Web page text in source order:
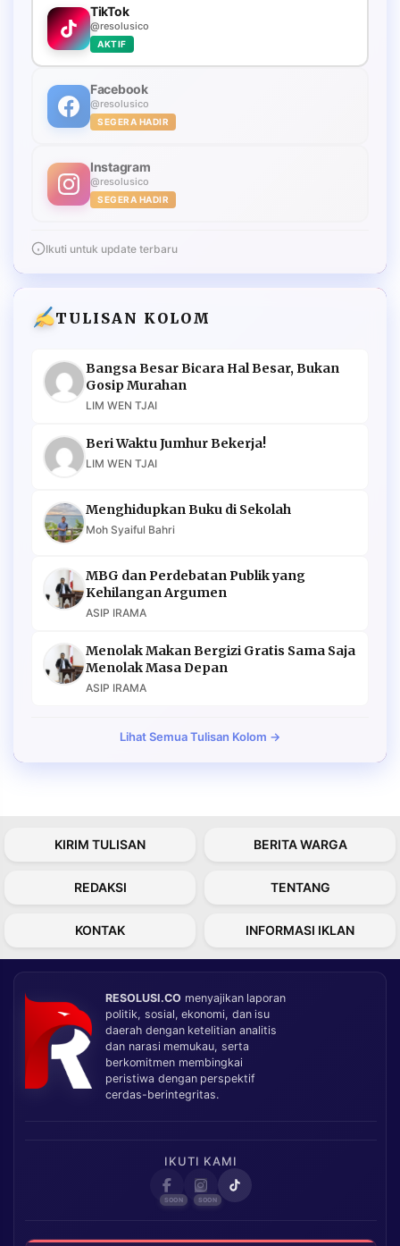
TikTok
@resolusico
AKTIF
Facebook
@resolusico
SEGERA HADIR
Instagram
@resolusico
SEGERA HADIR
Ikuti untuk update terbaru
TULISAN KOLOM
Bangsa Besar Bicara Hal Besar, Bukan
Gosip Murahan
LIM WEN TJAI
Beri Waktu Jumhur Bekerja!
LIM WEN TJAI
Menghidupkan Buku di Sekolah
Moh Syaiful Bahri
MBG dan Perdebatan Publik yang
Kehilangan Argumen
ASIP IRAMA
Menolak Makan Bergizi Gratis Sama Saja
Menolak Masa Depan
ASIP IRAMA
Lihat Semua Tulisan Kolom →
KIRIM TULISAN BERITA WARGA
REDAKSI TENTANG
KONTAK INFORMASI IKLAN
RESOLUSI.CO menyajikan laporan
politik, sosial, ekonomi, dan isu
daerah dengan ketelitian analitis
dan narasi memukau, serta
berkomitmen membingkai
peristiwa dengan perspektif
cerdas-berintegritas.
IKUTI KAMI